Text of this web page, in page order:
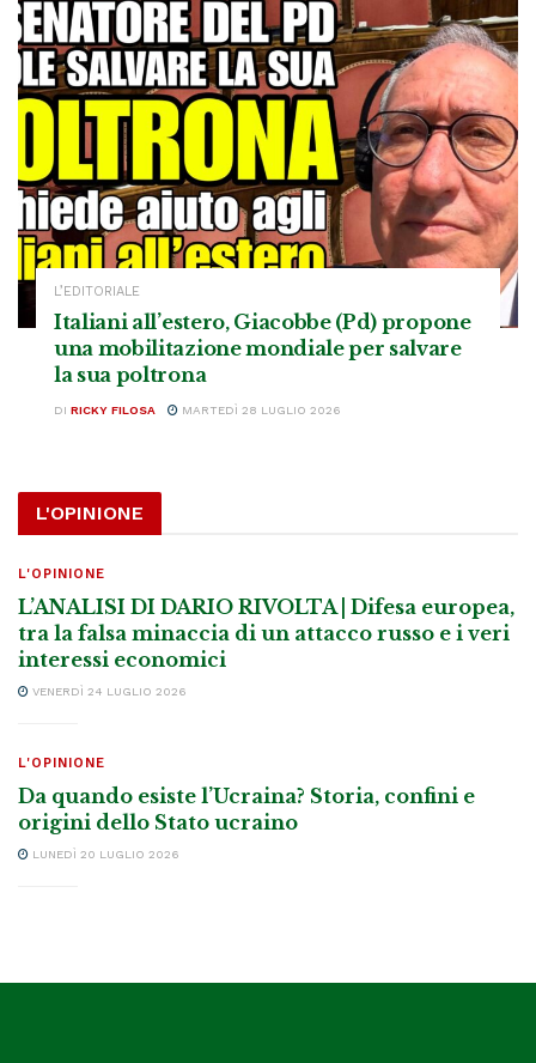
L’EDITORIALE
Italiani all’estero, Giacobbe (Pd) propone
una mobilitazione mondiale per salvare
la sua poltrona
DI RICKY FILOSA MARTEDÌ 28 LUGLIO 2026
L'OPINIONE
L'OPINIONE
L’ANALISI DI DARIO RIVOLTA | Difesa europea,
tra la falsa minaccia di un attacco russo e i veri
interessi economici
VENERDÌ 24 LUGLIO 2026
L'OPINIONE
Da quando esiste l’Ucraina? Storia, confini e
origini dello Stato ucraino
LUNEDÌ 20 LUGLIO 2026